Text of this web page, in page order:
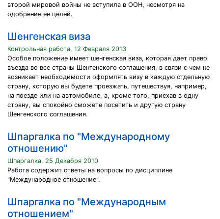
второй мировой войны не вступила в ООН, несмотря на
одобрение ее целей.
Шенгенская виза
Контрольная работа, 12 Февраля 2013
Особое положение имеет шенгенская виза, которая дает право
въезда во все страны Шенгенского соглашения, в связи с чем не
возникает необходимости оформлять визу в каждую отдельную
страну, которую вы будете проезжать, путешествуя, например,
на поезде или на автомобиле, а, кроме того, приехав в одну
страну, вы спокойно сможете посетить и другую страну
Шенгенского соглашения.
Шпаргалка по "Международному
отношению"
Шпаргалка, 25 Декабря 2010
Работа содержит ответы на вопросы по дисциплине
"Международное отношение".
Шпаргалка по "Международным
отношением"